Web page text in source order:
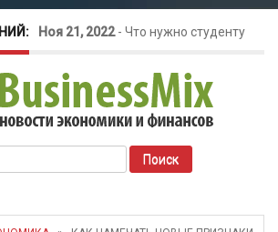
Ноя 21, 2022- Что нужно студенту
для открытия бизнеса?
Окт 26, 2022-Телефония для
amoCRM: лучшие инструменты для
бизнеса